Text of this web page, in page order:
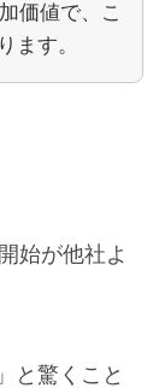
価値で、こ
ます。
始が他社よ
と驚くこと